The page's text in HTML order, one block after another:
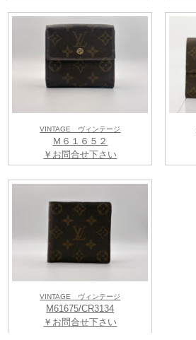
VINTAGE ヴィンテージ
Ｍ６１６５２
￥お問合せ下さい
VINTAGE ヴィンテージ
M61675/CR3134
￥お問合せ下さい